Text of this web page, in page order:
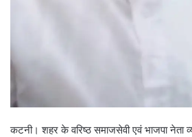
कटनी। शहर के वरिष्ठ समाजसेवी एवं भाजपा नेता